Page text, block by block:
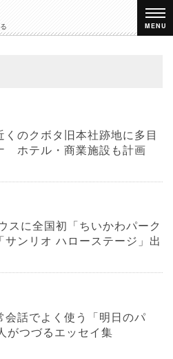
MENU
くのクボタ旧本社跡地に多目
ホテル・商業施設も計画
スに全国初「ちいかわパーク
サンリオ ハローステージ」出
会話でよく使う「明日のパ
つづるエッセイ集